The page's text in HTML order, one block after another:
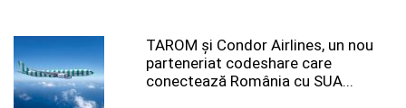
TAROM şi Condor Airlines, un nou
parteneriat codeshare care
conectează România cu SUA...